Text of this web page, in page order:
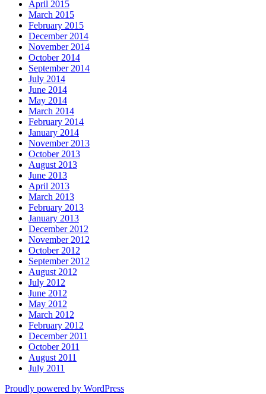
April 2015
March 2015
February 2015
December 2014
November 2014
October 2014
September 2014
July 2014
June 2014
May 2014
March 2014
February 2014
January 2014
November 2013
October 2013
August 2013
June 2013
April 2013
March 2013
February 2013
January 2013
December 2012
November 2012
October 2012
September 2012
August 2012
July 2012
June 2012
May 2012
March 2012
February 2012
December 2011
October 2011
August 2011
July 2011
Proudly powered by WordPress